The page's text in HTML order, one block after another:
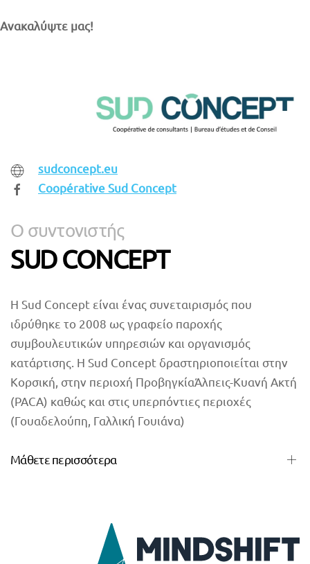
Ανακαλύψτε μας!
sudconcept.eu
Coopérative Sud Concept
Ο συντονιστής
SUD CONCEPT
Η Sud Concept είναι ένας συνεταιρισμός που
ιδρύθηκε το 2008 ως γραφείο παροχής
συμβουλευτικών υπηρεσιών και οργανισμός
κατάρτισης. Η Sud Concept δραστηριοποιείται στην
Κορσική, στην περιοχή ΠροβηγκίαΆλπεις-Κυανή Ακτή
(PACA) καθώς και στις υπερπόντιες περιοχές
(Γουαδελούπη, Γαλλική Γουιάνα)
Μάθετε περισσότερα